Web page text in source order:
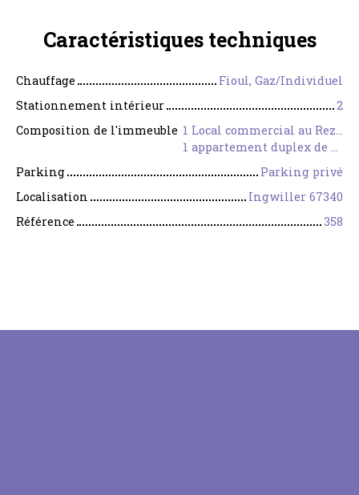
Caractéristiquestechniques
Chauffage
Fioul, Gaz/Individuel
Stationnement intérieur
2
Composition de l'immeuble
1 appartement duplex de 148,35 m²
Parking
Parking privé
Localisation
Ingwiller 67340
Référence
358